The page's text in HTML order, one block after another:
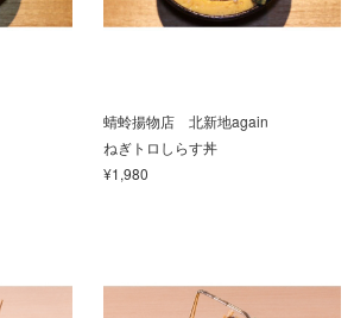
蜻蛉揚物店 北新地again
ねぎトロしらす丼
¥1,980